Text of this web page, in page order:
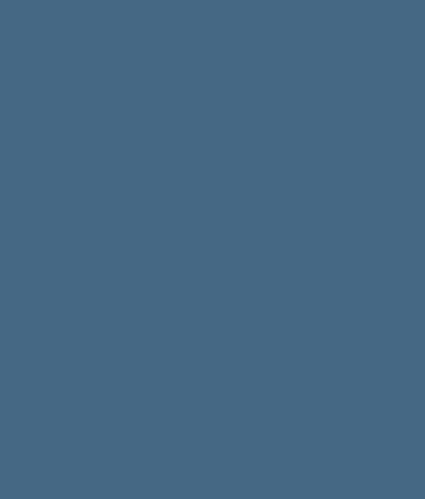
Seimo nutarimo „Dėl
Respublikos Seimo
Seimo nutarimo „Dėl
tradicijų ir paveldo
Seimo nutarimo „Dėl
Respublikos Seimo
Seimo nutarimo „Dėl
Respublikos Seimo komisijų
Aplinkos apsaugos
Administracinių
Pakuočių ir pakuočių
Švietimo įstatymo Nr. I-
straipsniu įstatymo Nr. XIII-
Šalpos pensijų įstatymo Nr.